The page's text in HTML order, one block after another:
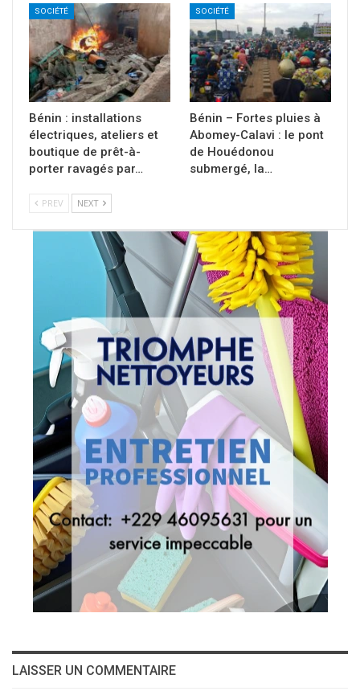
SOCIÉTÉ
Bénin : installations
électriques, ateliers et
boutique de prêt-à-
porter ravagés par…
SOCIÉTÉ
Bénin – Fortes pluies à
Abomey-Calavi : le pont
de Houédonou
submergé, la…
PREV NEXT
LAISSER UN COMMENTAIRE